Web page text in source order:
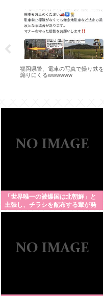
福岡県警、電車の写真で撮り鉄を
煽りにくるwwwwww
「世界唯一の被爆国は北朝鮮」と
主張し、チラシを配布する輩が発
生